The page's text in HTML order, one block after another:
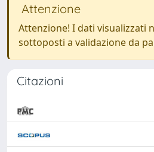
Attenzione
Attenzione! I dati visualizzati
sottoposti a validazione da
Citazioni